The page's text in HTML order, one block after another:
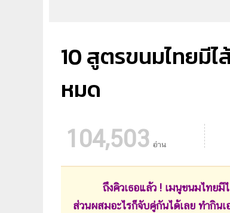
10 สูตรขนมไทยมี
หมด
104,503 อ่าน
ถึงคิวเธอแล้ว ! เมนูขนมไทย
ส่วนผสมอะไรก็จับคู่กันได้เลย ทำกินเ